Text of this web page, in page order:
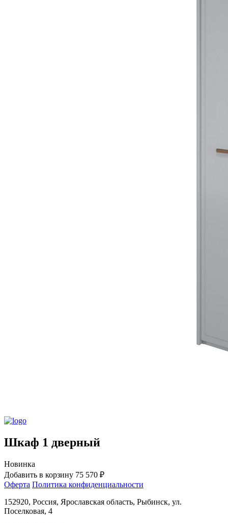
Шкаф 1 дверный
Новинка
Добавить в корзину 75 570 ₽
Оферта Политика конфиденциальности
152920, Россия, Ярославская область, Рыбинск, ул.
Поселковая, 4